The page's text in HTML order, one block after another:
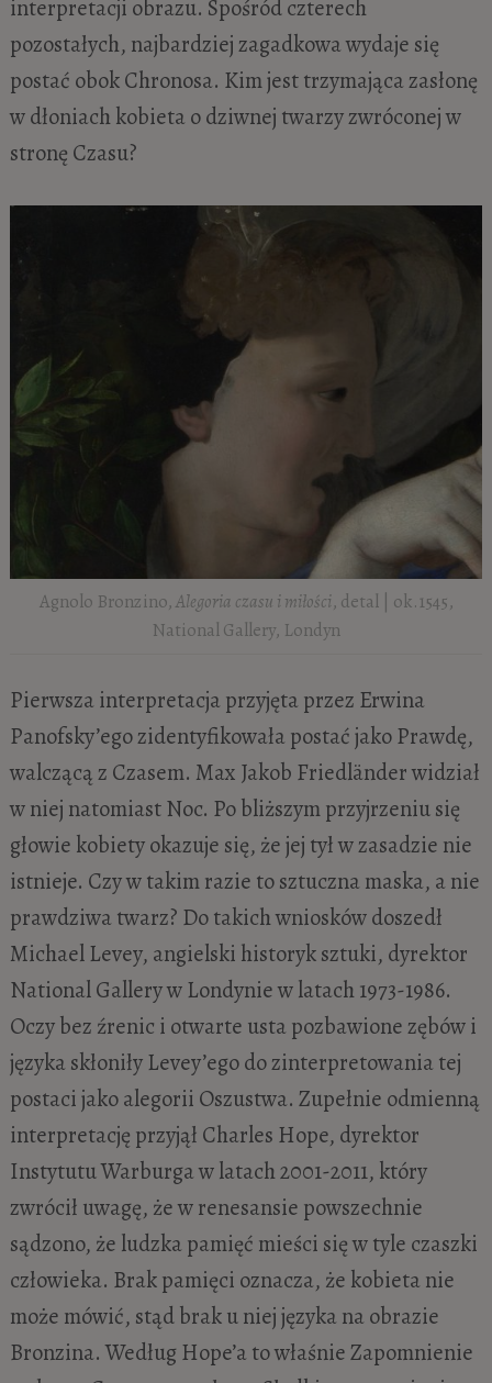
interpretacji obrazu. Spośród czterech
pozostałych, najbardziej zagadkowa wydaje się
postać obok Chronosa. Kim jest trzymająca zasłonę
w dłoniach kobieta o dziwnej twarzy zwróconej w
stronę Czasu?
Agnolo Bronzino,Alegoria czasu i miłości, detal | ok.1545,
National Gallery, Londyn
Pierwsza interpretacja przyjęta przez Erwina
Panofsky’ego zidentyfikowała postać jako Prawdę,
walczącą z Czasem. Max Jakob Friedländer widział
w niej natomiast Noc. Po bliższym przyjrzeniu się
głowie kobiety okazuje się, że jej tył w zasadzie nie
istnieje. Czy w takim razie to sztuczna maska, a nie
prawdziwa twarz? Do takich wniosków doszedł
Michael Levey, angielski historyk sztuki, dyrektor
National Gallery w Londynie w latach 1973-1986.
Oczy bez źrenic i otwarte usta pozbawione zębów i
języka skłoniły Levey’ego do zinterpretowania tej
postaci jako alegorii Oszustwa. Zupełnie odmienną
interpretację przyjął Charles Hope, dyrektor
Instytutu Warburga w latach 2001-2011, który
zwrócił uwagę, że w renesansie powszechnie
sądzono, że ludzka pamięć mieści się w tyle czaszki
człowieka. Brak pamięci oznacza, że kobieta nie
może mówić, stąd brak u niej języka na obrazie
Bronzina. Według Hope’a to właśnie Zapomnienie